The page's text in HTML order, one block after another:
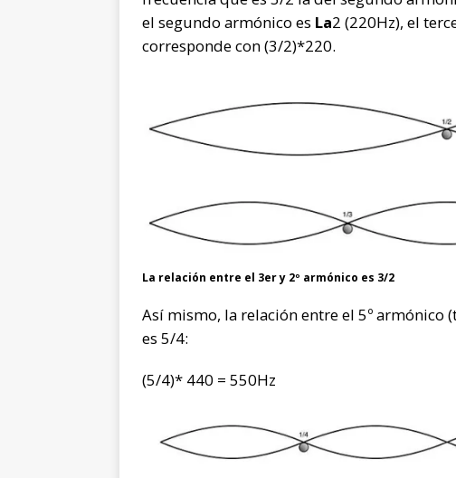
el segundo armónico es La2 (220Hz), el
corresponde con (3/2)*220.
La relación entre el 3er y 2º armónico es 3/2
Así mismo, la relación entre el 5º armónico
es 5/4:
(5/4)* 440 = 550Hz